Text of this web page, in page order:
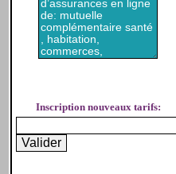
Inscription nouveaux tarifs: